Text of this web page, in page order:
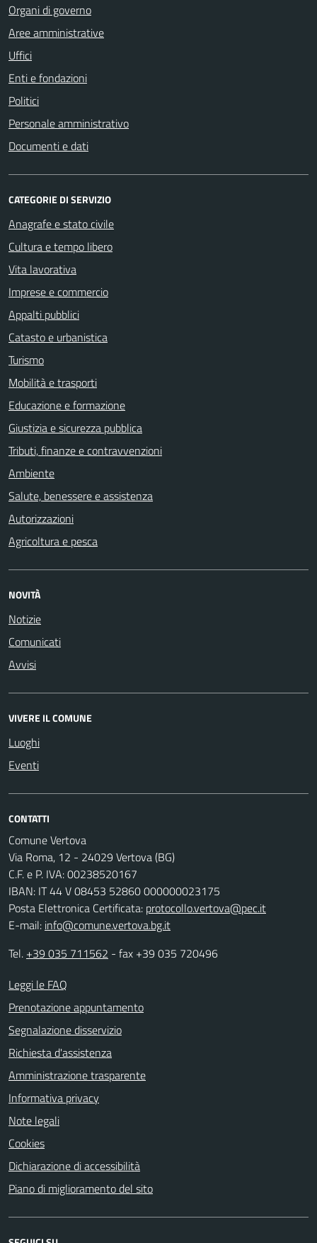
Organi di governo
Aree amministrative
Uffici
Enti e fondazioni
Politici
Personale amministrativo
Documenti e dati
CATEGORIE DI SERVIZIO
Anagrafe e stato civile
Cultura e tempo libero
Vita lavorativa
Imprese e commercio
Appalti pubblici
Catasto e urbanistica
Turismo
Mobilità e trasporti
Educazione e formazione
Giustizia e sicurezza pubblica
Tributi, finanze e contravvenzioni
Ambiente
Salute, benessere e assistenza
Autorizzazioni
Agricoltura e pesca
NOVITÀ
Notizie
Comunicati
Avvisi
VIVERE IL COMUNE
Luoghi
Eventi
CONTATTI
Comune Vertova
Via Roma, 12 - 24029 Vertova (BG)
C.F. e P. IVA: 00238520167
IBAN: IT 44 V 08453 52860 000000023175
Posta Elettronica Certificata: protocollo.vertova@pec.it
E-mail: info@comune.vertova.bg.it
Tel. +39 035 711562 - fax +39 035 720496
Leggi le FAQ
Prenotazione appuntamento
Segnalazione disservizio
Richiesta d'assistenza
Amministrazione trasparente
Informativa privacy
Note legali
Cookies
Dichiarazione di accessibilità
Piano di miglioramento del sito